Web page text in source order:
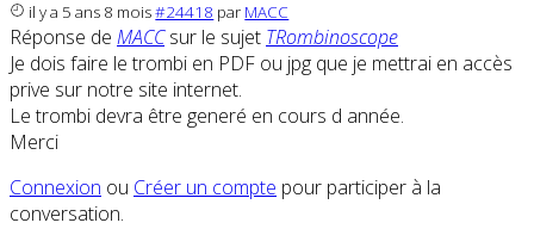
il y a 5 ans 8 mois#24418 par MACC
Réponse de MACCsur le sujet TRombinoscope
Je dois faire le trombi en PDF ou jpg que je mettrai en accès
prive sur notre site internet.
Le trombi devra être generé en cours d année.
Merci
Connexion ou Créer un compte pour participer à la
conversation.